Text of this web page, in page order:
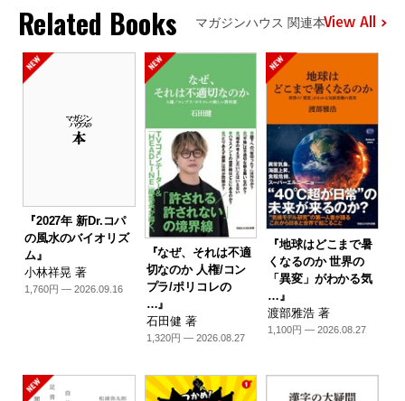
Related Books マガジンハウス 関連本View All
『2027年 新Dr.コパ
の風水のバイオリズ
ム』
小林祥晃 著
1,760円 — 2026.09.16
『なぜ、それは不適
切なのか 人権/コン
プラ/ポリコレの
…』
石田健 著
1,320円 — 2026.08.27
『地球はどこまで暑
くなるのか 世界の
「異変」がわかる気
…』
渡部雅浩 著
1,100円 — 2026.08.27